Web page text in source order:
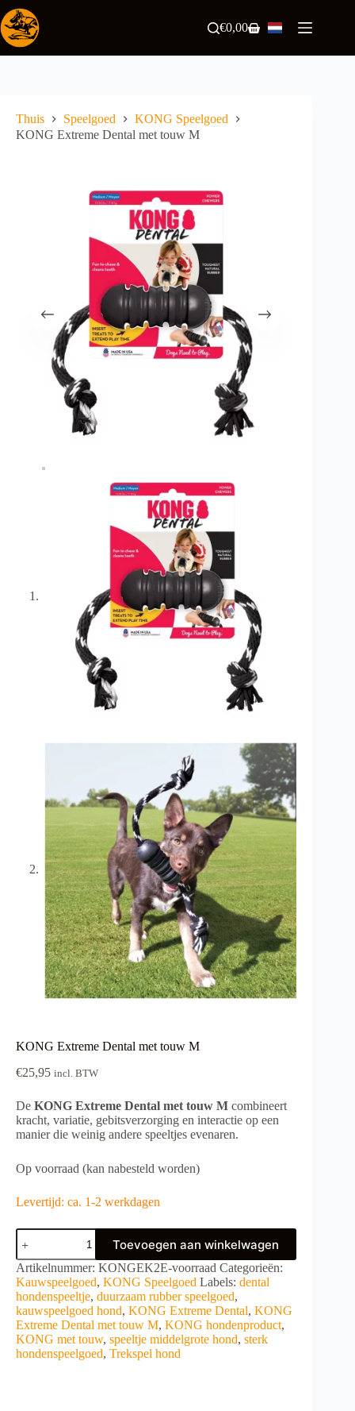
naar
de
inhoud
Winkelwagen
€0,00
Thuis Speelgoed
KONG Speelgoed
KONG Extreme Dental met touw M
KONG Extreme Dental met touw M
€25,95 incl. BTW
De KONG Extreme Dental met touw M combineert
kracht, variatie, gebitsverzorging en interactie op een
manier die weinig andere speeltjes evenaren.
Op voorraad (kan nabesteld worden)
Levertijd: ca. 1-2 werkdagen
KONG
Extreme
Dental
met
touw
M
aantal
Toevoegen aan winkelwagen
A
l
t
e
r
n
a
Artikelnummer: KONGEK2E-voorraad Categorieën:
Kauwspeelgoed, KONG Speelgoed Labels: dental
hondenspeeltje, duurzaam rubber speelgoed,
kauwspeelgoed hond, KONG Extreme Dental, KONG
Extreme Dental met touw M, KONG hondenproduct,
KONG met touw, speeltje middelgrote hond, sterk
hondenspeelgoed, Trekspel hond